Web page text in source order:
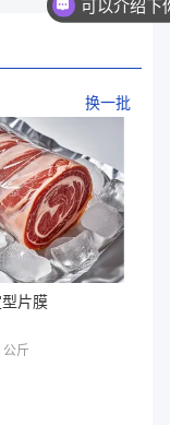
换一批
片膜
公斤